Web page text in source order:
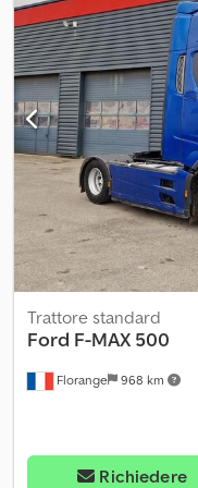
volume motore
Florange 968 km
Trattore standard
Ford F-MAX 500
Richiedere